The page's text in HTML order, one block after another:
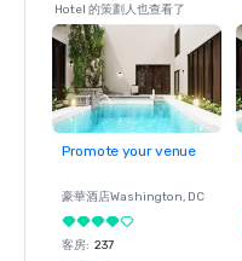
Hotel 的策劃人也查看了
Promote your venue
豪華酒店Washington, DC
客房: 237